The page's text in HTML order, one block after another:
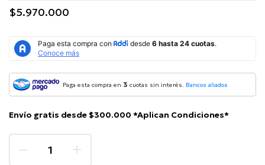
$5.970.000
Paga esta compra en 3 cuotas sin interés. Bancos aliados
Envío gratis desde $300.000 *Aplican Condiciones*